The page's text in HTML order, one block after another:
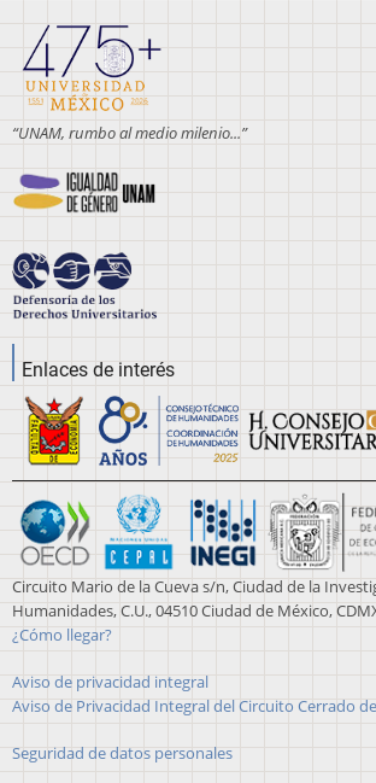
“UNAM, rumbo al medio milenio...”
Enlaces de interés
Circuito Mario de la Cueva s/n, Ciudad de la
Humanidades, C.U., 04510 Ciudad de México,
¿Cómo llegar?
Aviso de privacidad integral
Aviso de Privacidad Integral del Circuito Cerrado
Seguridad de datos personales